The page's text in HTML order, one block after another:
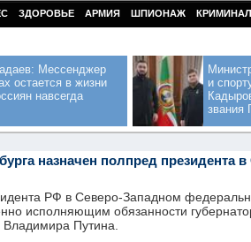
ЗДОРОВЬЕ АРМИЯ ШПИОНАЖ КРИМИНАЛ
Мессенджер
остается в жизни
навсегда
и
звания
назначен полпред президента
РФ в Северо-Западном
исполняющим обязанности
Путина.